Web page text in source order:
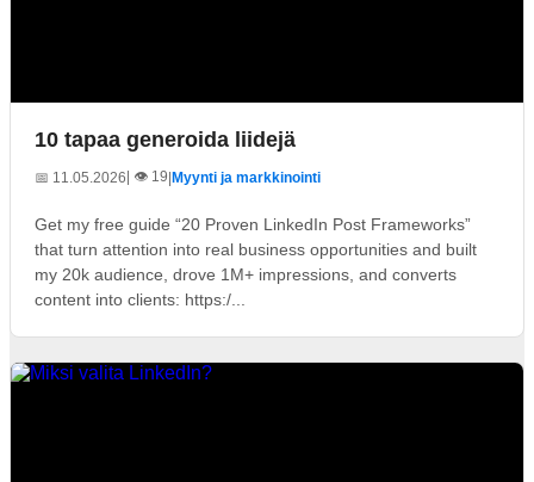
10 tapaa generoida liidejä
📅 11.05.2026| 👁️ 19 Myynti ja markkinointi
Get my free guide “20 Proven LinkedIn Post Frameworks”
that turn attention into real business opportunities and built
my 20k audience, drove 1M+ impressions, and converts
content into clients: https:/...